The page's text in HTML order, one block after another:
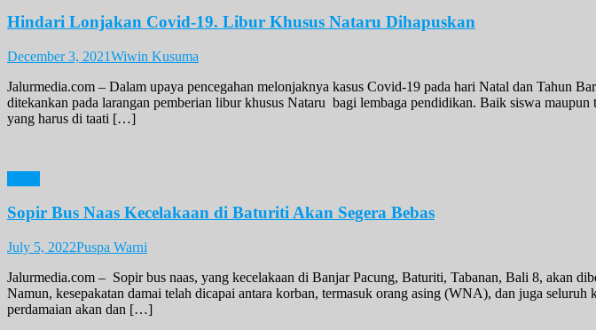
Hindari Lonjakan Covid-19. Libur Khusus Nataru Dihapuskan
December 3, 2021Wiwin Kusuma
Jalurmedia.com – Dalam upaya pencegahan melonjaknya kasus Covid-19 pada hari Natal dan Tahun
ditekankan pada larangan pemberian libur khusus Nataru bagi lembaga pendidikan. Baik siswa
yang harus di taati […]
Sopir Bus Naas Kecelakaan di Baturiti Akan Segera Bebas
July 5, 2022Puspa Warni
Jalurmedia.com – Sopir bus naas, yang kecelakaan di Banjar Pacung, Baturiti, Tabanan, Bali 8, akan
Namun, kesepakatan damai telah dicapai antara korban, termasuk orang asing (WNA), dan juga
perdamaian akan dan […]